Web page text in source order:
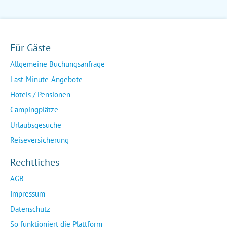
Für Gäste
Allgemeine Buchungsanfrage
Last-Minute-Angebote
Hotels / Pensionen
Campingplätze
Urlaubsgesuche
Reiseversicherung
Rechtliches
AGB
Impressum
Datenschutz
So funktioniert die Plattform